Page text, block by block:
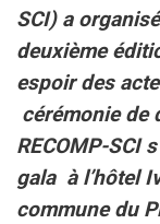
SCI) a
deuxième
espoir des
cérémonie de
RECOMP-SCI
gala à l’hôtel
commune du